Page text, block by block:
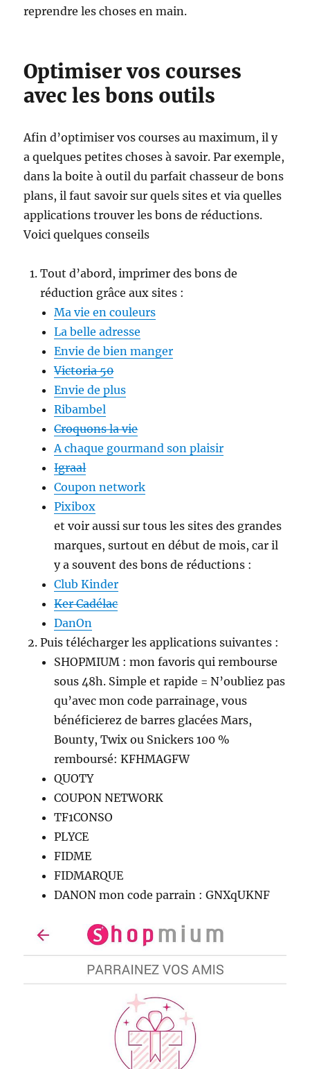
reprendre les choses en main.
Optimiser vos courses
avec les bons outils
Afin d’optimiser vos courses au maximum, il y
a quelques petites choses à savoir. Par exemple,
dans la boite à outil du parfait chasseur de bons
plans, il faut savoir sur quels sites et via quelles
applications trouver les bons de réductions.
Voici quelques conseils
Tout d’abord, imprimer des bons de
réduction grâce aux sites :
Ma vie en couleurs
La belle adresse
Envie de bien manger
Victoria 50
Envie de plus
Ribambel
Croquons la vie
A chaque gourmand son plaisir
Igraal
Coupon network
Pixibox
et voir aussi sur tous les sites des grandes
marques, surtout en début de mois, car il
y a souvent des bons de réductions :
Club Kinder
Ker Cadélac
DanOn
Puis télécharger les applications suivantes :
SHOPMIUM : mon favoris qui rembourse
sous 48h. Simple et rapide = N’oubliez pas
qu’avec mon code parrainage, vous
bénéficierez de barres glacées Mars,
Bounty, Twix ou Snickers 100 %
remboursé: KFHMAGFW
QUOTY
COUPON NETWORK
TF1CONSO
PLYCE
FIDME
FIDMARQUE
DANON mon code parrain : GNXqUKNF